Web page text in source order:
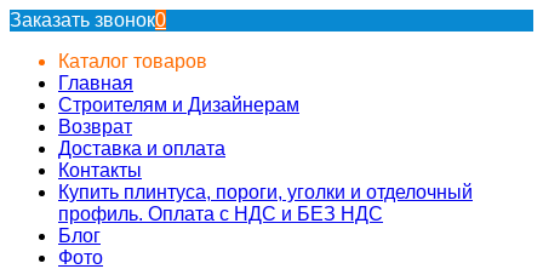
Заказать звонок0
Каталог товаров
Главная
Строителям и Дизайнерам
Возврат
Доставка и оплата
Контакты
Купить плинтуса, пороги, уголки и отделочный
профиль. Оплата с НДС и БЕЗ НДС
Блог
Фото